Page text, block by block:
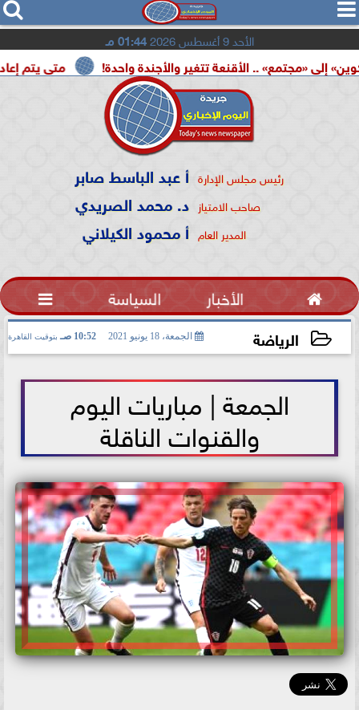
  
الأحد 9 أغسطس 2026 01:44 مـ
متى يتم إعادة .. الأقنعة تتغير والأجندة واحدة!
رئيس مجلس الإدارة أ عبد الباسط صابر
صاحب الامتياز د. محمد الصريدي
المدير العام أ محمود الكيلاني
 الأخبار السياسة 
الرياضة الجمعة، 18 يونيو 2021 10:52 صـ بتوقيت القاهرة
الجمعة | مباريات اليوم
والقنوات الناقلة